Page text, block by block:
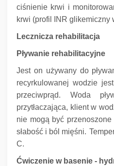
ciśnienie krwi i
krwi (profil INR glikemiczny
Lecznicza rehabilitacja
Pływanie rehabilitacyjne
Jest on używany do
recyrkulowanej wodzie
przeciwprąd.
Woda
przytłaczająca, klient w
nie mogą być
słabość i ból mięśni.
C.
Ćwiczenie w basenie -